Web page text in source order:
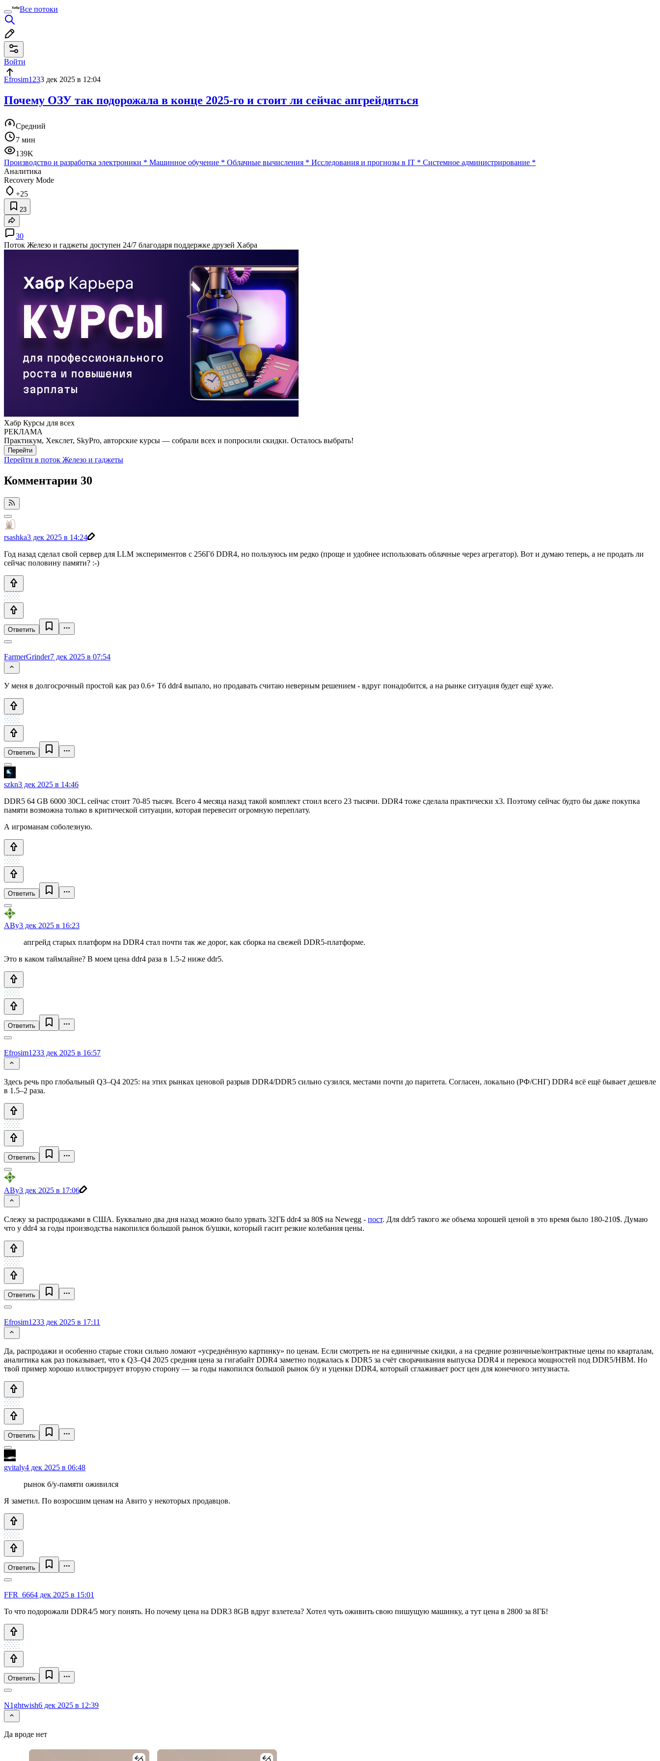
Все потоки
Войти
Efrosim1233 дек 2025 в 12:04
Почему ОЗУ так подорожала в конце 2025-го и стоит ли сейчас апгрейдиться
Средний
7 мин
139K
Производство и разработка электроники * Машинное обучение * Облачные вычисления * Исследования и прогнозы в IT * Системное администрирование *
Аналитика
Recovery Mode
+25
23
30
Поток Железо и гаджеты доступен 24/7 благодаря поддержке друзей Хабра
Хабр Курсы для всех
РЕКЛАМА
Практикум, Хекслет, SkyPro, авторские курсы — собрали всех и попросили скидки. Осталось выбрать!
Перейти
Перейти в поток Железо и гаджеты
Комментарии 30
rsashka3 дек 2025 в 14:24
Год назад сделал свой сервер для LLM экспериментов с 256Гб DDR4, но пользуюсь им редко (проще и удобнее использовать облачные через агрегатор). Вот и думаю теперь, а не продать ли
сейчас половину памяти? :-)
Ответить
FarmerGrinder7 дек 2025 в 07:54
У меня в долгосрочный простой как раз 0.6+ Тб ddr4 выпало, но продавать считаю неверным решением - вдруг понадобится, а на рынке ситуация будет ещё хуже.
Ответить
szkn3 дек 2025 в 14:46
DDR5 64 GB 6000 30CL сейчас стоит 70-85 тысяч. Всего 4 месяца назад такой комплект стоил всего 23 тысячи. DDR4 тоже сделала практически х3. Поэтому сейчас будто бы даже покупка
памяти возможна только в критической ситуации, которая перевесит огромную переплату.
А игроманам соболезную.
Ответить
ABy3 дек 2025 в 16:23
апгрейд старых платформ на DDR4 стал почти так же дорог, как сборка на свежей DDR5-платформе.
Это в каком таймлайне? В моем цена ddr4 раза в 1.5-2 ниже ddr5.
Ответить
Efrosim1233 дек 2025 в 16:57
Здесь речь про глобальный Q3–Q4 2025: на этих рынках ценовой разрыв DDR4/DDR5 сильно сузился, местами почти до паритета. Согласен, локально (РФ/СНГ) DDR4 всё ещё бывает дешевле
в 1.5–2 раза.
Ответить
ABy3 дек 2025 в 17:06
Слежу за распродажами в США. Буквально два дня назад можно было урвать 32ГБ ddr4 за 80$ на Newegg - пост. Для ddr5 такого же объема хорошей ценой в это время было 180-210$. Думаю
что у ddr4 за годы производства накопился большой рынок б/ушки, который гасит резкие колебания цены.
Ответить
Efrosim1233 дек 2025 в 17:11
Да, распродажи и особенно старые стоки сильно ломают «усреднённую картинку» по ценам. Если смотреть не на единичные скидки, а на средние розничные/контрактные цены по кварталам,
аналитика как раз показывает, что к Q3–Q4 2025 средняя цена за гигабайт DDR4 заметно поджалась к DDR5 за счёт сворачивания выпуска DDR4 и перекоса мощностей под DDR5/HBM. Но
твой пример хорошо иллюстрирует вторую сторону — за годы накопился большой рынок б/у и уценки DDR4, который сглаживает рост цен для конечного энтузиаста.
Ответить
gvitaly4 дек 2025 в 06:48
рынок б/у-памяти оживился
Я заметил. По возросшим ценам на Авито у некоторых продавцов.
Ответить
FFR_6664 дек 2025 в 15:01
То что подорожали DDR4/5 могу понять. Но почему цена на DDR3 8GB вдруг взлетела? Хотел чуть оживить свою пишущую машинку, а тут цена в 2800 за 8ГБ!
Ответить
N1ghtwish6 дек 2025 в 12:39
Да вроде нет